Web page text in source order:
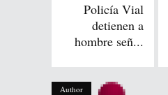
Policía Vial
detienen a
hombre señ...
Author